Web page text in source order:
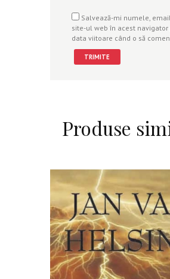
Salvează-mi numele,
site-ul web în acest navigator
data viitoare când o să
Produse